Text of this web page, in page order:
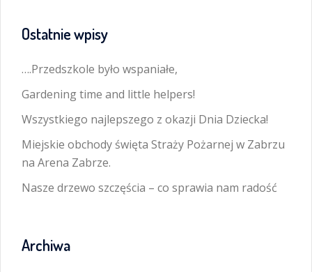
Ostatnie wpisy
….Przedszkole było wspaniałe,
Gardening time and little helpers!
Wszystkiego najlepszego z okazji Dnia Dziecka!
Miejskie obchody święta Straży Pożarnej w Zabrzu
na Arena Zabrze.
Nasze drzewo szczęścia – co sprawia nam radość
Archiwa